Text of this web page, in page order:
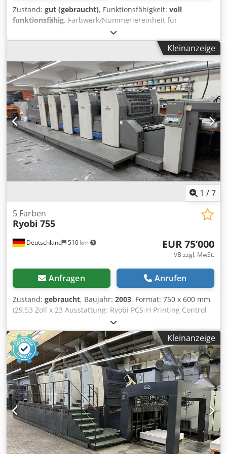
Zustand: gut (gebraucht), Funktionsfähigkeit: voll
funktionsfähig, Farbwerk/Nummeriereinheit für
Heidelberg SM 52 Offsetdruckmaschine sowie
Nummeriervorrichtungswelle + 4 Nummerierwerke
Vorwärtszähler plus querperforation. Dsdeyvftajpfx
Amasck
Kleinanzeige
1 /7
Deutschland 510 km
5 Farben
Ryobi 755
EUR 75’000
VB zzgl. MwSt.
Anfragen Anrufen
Zustand: gebraucht, Baujahr: 2003, Format: 750 x 600 mm
(29.53 Zoll x 23 Ausstattung: Ryobi PCS-H Printing Control
System Ryobi RPC Semiautomatic Plate Changer Dedpey
Agg Asfx Amaeck Ryobimatic AAC Dampening Automatic
blanket cleaning device
Kleinanzeige